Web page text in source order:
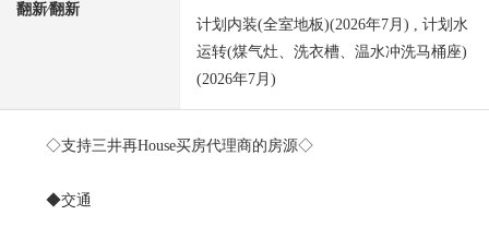
翻新⁄翻新
计划内装(全室地板)(2026年7月) , 计划水
运转(煤气灶、洗衣槽、温水冲洗马桶座)
(2026年7月)
◇支持三井再House买房代理商的房源◇
◆交通